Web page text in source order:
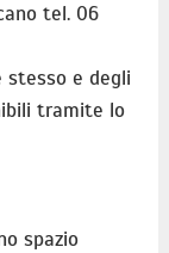
tel. 06
stesso e degli
tramite lo
spazio